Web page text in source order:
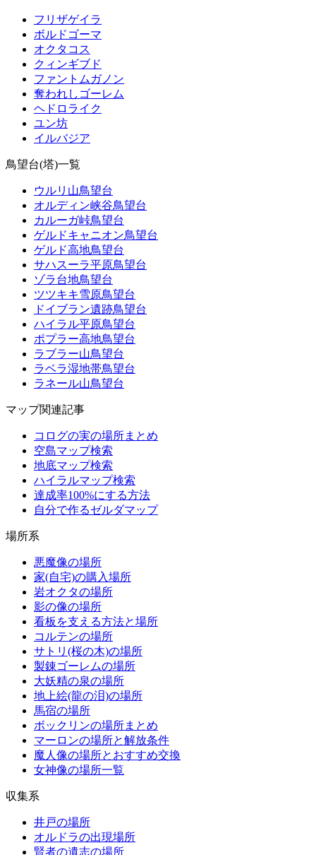
フリザゲイラ
ボルドゴーマ
オクタコス
クィンギブド
ファントムガノン
奪われしゴーレム
ヘドロライク
ユン坊
イルバジア
鳥望台(塔)一覧
ウルリ山鳥望台
オルディン峡谷鳥望台
カルーガ峠鳥望台
ゲルドキャニオン鳥望台
ゲルド高地鳥望台
サハスーラ平原鳥望台
ゾラ台地鳥望台
ツツキキ雪原鳥望台
ドイブラン遺跡鳥望台
ハイラル平原鳥望台
ポプラー高地鳥望台
ラブラー山鳥望台
ラベラ湿地帯鳥望台
ラネール山鳥望台
マップ関連記事
コログの実の場所まとめ
空島マップ検索
地底マップ検索
ハイラルマップ検索
達成率100%にする方法
自分で作るゼルダマップ
場所系
悪魔像の場所
家(自宅)の購入場所
岩オクタの場所
影の像の場所
看板を支える方法と場所
コルテンの場所
サトリ(桜の木)の場所
製錬ゴーレムの場所
大妖精の泉の場所
地上絵(龍の泪)の場所
馬宿の場所
ボックリンの場所まとめ
マーロンの場所と解放条件
魔人像の場所とおすすめ交換
女神像の場所一覧
収集系
井戸の場所
オルドラの出現場所
賢者の遺志の場所